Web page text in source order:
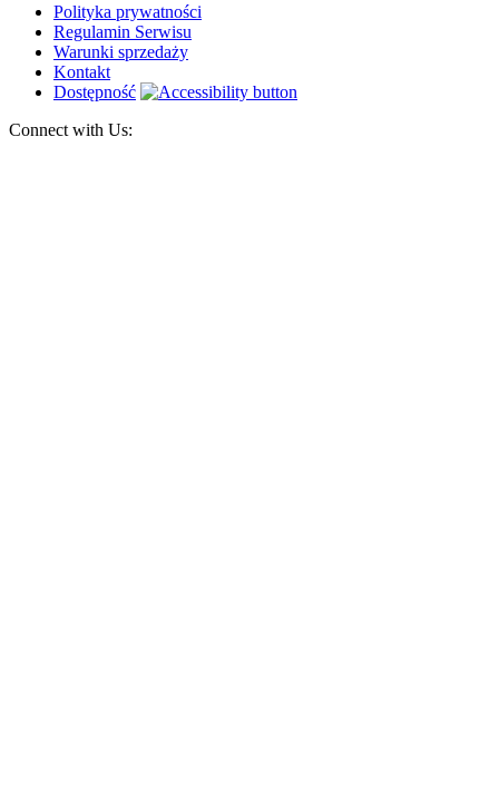
Polityka prywatności
Regulamin Serwisu
Warunki sprzedaży
Kontakt
Dostępność
Connect with Us: